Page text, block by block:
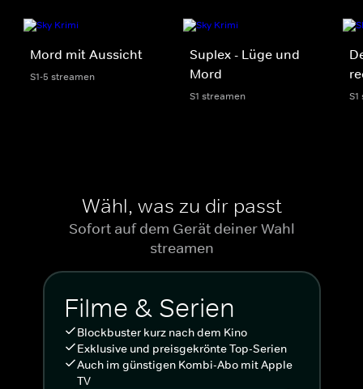
Mord mit Aussicht
S1-5 streamen
Suplex - Lüge und
Mord
S1 streamen
Wähl, was zu dir passt
Sofort auf dem Gerät deiner Wahl
streamen
Filme & Serien
Blockbuster kurz nach dem Kino
Exklusive und preisgekrönte Top-Serien
Auch im günstigen Kombi-Abo mit Apple
TV